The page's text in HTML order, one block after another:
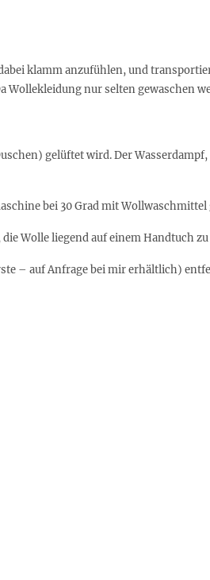
klamm anzufühlen, und
nur selten gewaschen
gelüftet wird. Der
bei 30 Grad mit Wollwaschmittel
Wolle liegend auf einem Handtuch
– auf Anfrage bei mir erhältlich)